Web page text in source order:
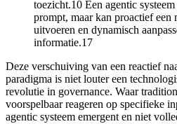
toezicht.10 Een agentic
prompt, maar kan proactief een
uitvoeren en dynamisch
informatie.17
Deze verschuiving van een reactief
paradigma is niet louter een
revolutie in governance. Waar
voorspelbaar reageren op specifieke
agentic systeem emergent en niet